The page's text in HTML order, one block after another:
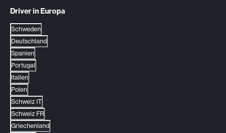
Driver in Europa
Schweden
Deutschland
Spanien
Portugal
Italien
Polen
Schweiz IT
Schweiz FR
Griechenland